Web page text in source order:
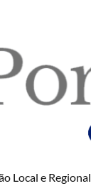
Local e Regional